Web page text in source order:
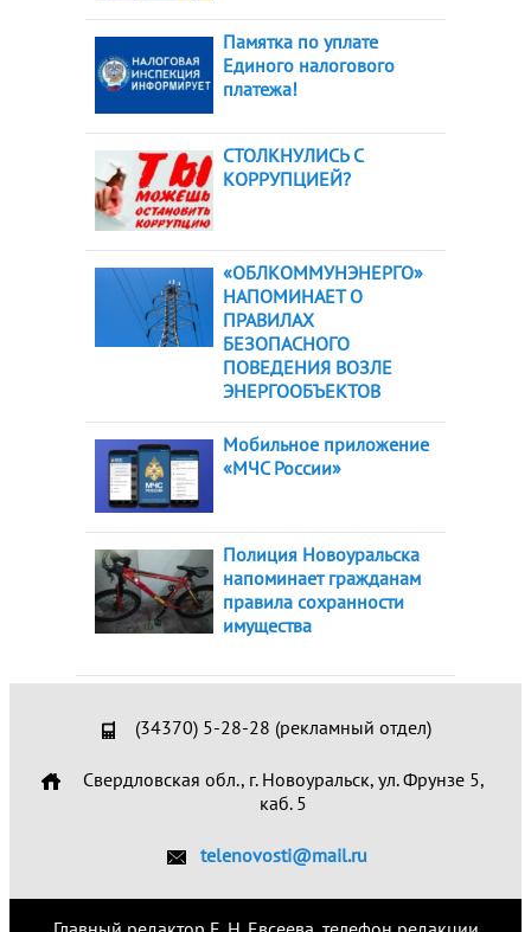
Памятка по уплате
Единого налогового
платежа!
СТОЛКНУЛИСЬ С
КОРРУПЦИЕЙ?
«ОБЛКОММУНЭНЕРГО»
НАПОМИНАЕТ О
ПРАВИЛАХ
БЕЗОПАСНОГО
ПОВЕДЕНИЯ ВОЗЛЕ
ЭНЕРГООБЪЕКТОВ
Мобильное приложение
«МЧС России»
Полиция Новоуральска
напоминает гражданам
правила сохранности
имущества
(34370) 5-28-28 (рекламный отдел)
Свердловская обл., г. Новоуральск, ул. Фрунзе 5,
каб. 5
telenovosti@mail.ru